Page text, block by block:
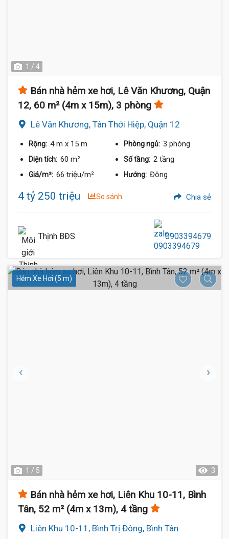
1 / 4
Bán nhà hẻm xe hơi, Lê Văn Khương, Quận
12, 60 m² (4m x 15m), 3 phòng
Lê Văn Khương, Tân Thới Hiệp, Quận 12
Rộng: 4 m x 15 m Phòng ngủ: 3 phòng
Diện tích: 60 m² Số tầng: 2 tầng
Giá/m²: 66 triệu/m² Hướng: Đông
4 tỷ 250 triệu So sánh Chia sẻ
Thịnh BĐS 0903394679
Hẻm Xe Hơi (5 m)
1 / 5 3
Bán nhà hẻm xe hơi, Liên Khu 10-11, Bình
Tân, 52 m² (4m x 13m), 4 tầng
Liên Khu 10-11, Bình Trị Đông, Bình Tân